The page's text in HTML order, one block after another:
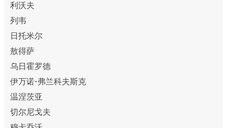
利沃夫
列韦
日托米尔
敖得萨
乌日霍罗德
伊万诺-弗兰科夫斯克
温涅茨亚
切尔尼戈夫